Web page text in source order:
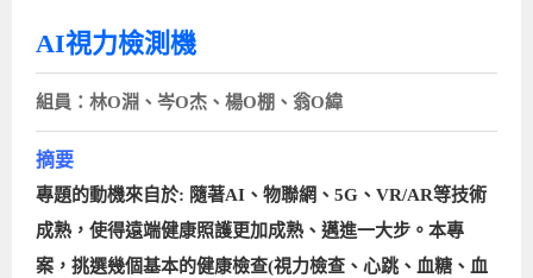
AI視力檢測機
組員：林O淵、岑O杰、楊O棚、翁O緯
摘要
專題的動機來自於: 隨著AI、物聯網、5G、VR/AR等技術
成熟，使得遠端健康照護更加成熟、邁進一大步。本專
案，挑選幾個基本的健康檢查(視力檢查、心跳、血糖、血